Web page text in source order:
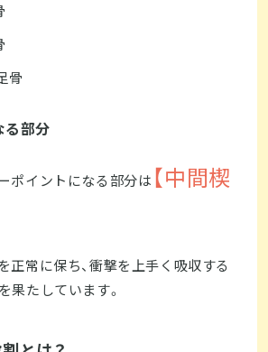
骨
る部分
ポイントになる部分は 【中間楔
正常に保ち、衝撃を上手く吸収する
果たしています。